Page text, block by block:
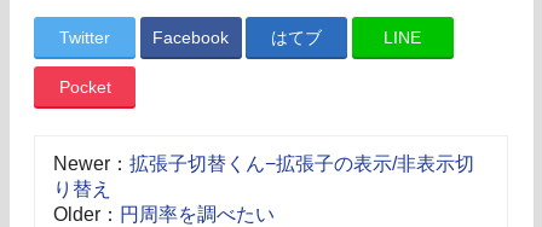
Twitter Facebook はてブ LINE
Pocket
Newer： 拡張子切替くん−拡張子の表示/非表示切
り替え
Older： 円周率を調べたい